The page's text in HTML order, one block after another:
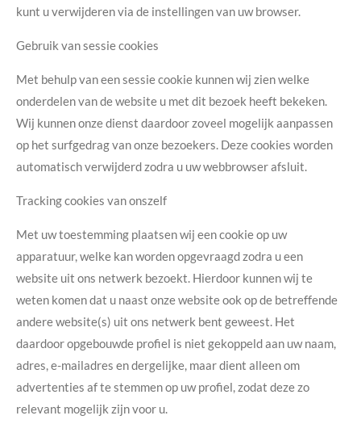
kunt u verwijderen via de instellingen van uw browser.
Gebruik van sessie cookies
Met behulp van een sessie cookie kunnen wij zien welke
onderdelen van de website u met dit bezoek heeft bekeken.
Wij kunnen onze dienst daardoor zoveel mogelijk aanpassen
op het surfgedrag van onze bezoekers. Deze cookies worden
automatisch verwijderd zodra u uw webbrowser afsluit.
Tracking cookies van onszelf
Met uw toestemming plaatsen wij een cookie op uw
apparatuur, welke kan worden opgevraagd zodra u een
website uit ons netwerk bezoekt. Hierdoor kunnen wij te
weten komen dat u naast onze website ook op de betreffende
andere website(s) uit ons netwerk bent geweest. Het
daardoor opgebouwde profiel is niet gekoppeld aan uw naam,
adres, e-mailadres en dergelijke, maar dient alleen om
advertenties af te stemmen op uw profiel, zodat deze zo
relevant mogelijk zijn voor u.